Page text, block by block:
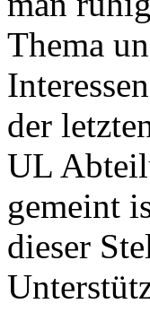
Thema
der
UL
gemeint
dieser